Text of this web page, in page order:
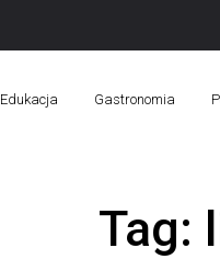
Edukacja Gastronomia
Tag: